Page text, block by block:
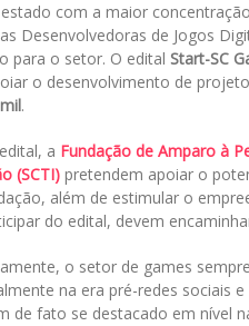
com a maior
Desenvolvedoras de Jogos
para o setor. O edital Start-SC
o desenvolvimento de
.
a Fundação de Amparo à
(SCTI) pretendem apoiar o
além de estimular o
do edital, devem
o setor de games
na era pré-redes sociais
de fato se destacado em nível